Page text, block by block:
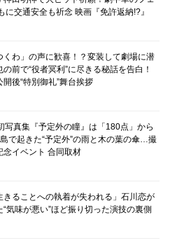
に交通安全も祈念 映画『免許返納!?』
くわ」の声に歓喜！？変装して劇場に潜
前で“役者冥利”に尽きる秘話を告白！
後“特別御礼”舞台挨拶
写真集『予定外の瞳』は「180点」から
で起きた“予定外”の雨と木の葉の傘…撮
念イベント 合同取材
きることへの執着が失われる」石川恋が
気味が悪い”ほど振り切った演技の裏側